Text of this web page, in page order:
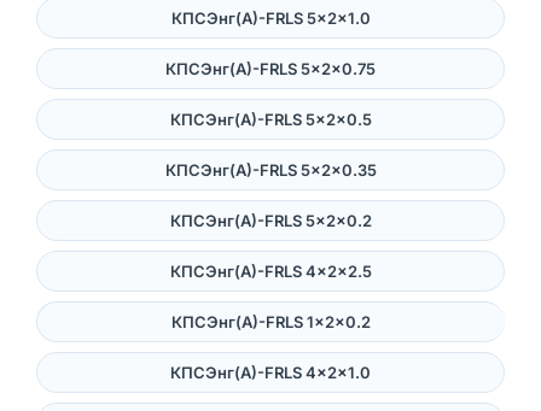
КПСЭнг(А)-FRLS 5×2×1.0
КПСЭнг(А)-FRLS 5×2×0.75
КПСЭнг(А)-FRLS 5×2×0.5
КПСЭнг(А)-FRLS 5×2×0.35
КПСЭнг(А)-FRLS 5×2×0.2
КПСЭнг(А)-FRLS 4×2×2.5
КПСЭнг(А)-FRLS 1×2×0.2
КПСЭнг(А)-FRLS 4×2×1.0